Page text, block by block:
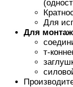
Для
Для
т-